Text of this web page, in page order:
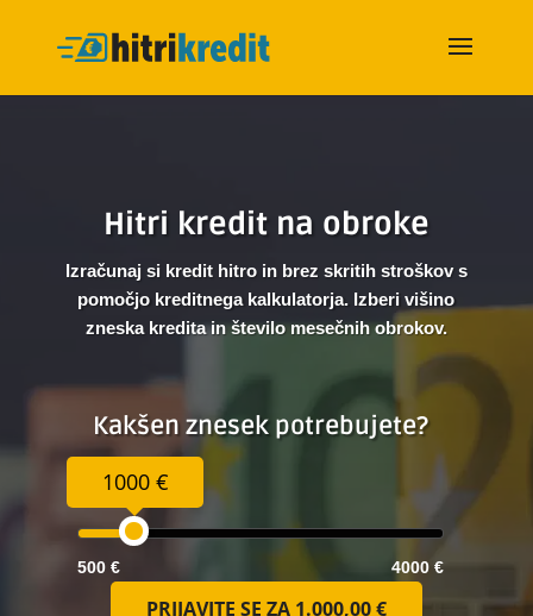
Hitri kredit na obroke
Izračunaj si kredit hitro in brez skritih stroškov s
pomočjo kreditnega kalkulatorja. Izberi višino
zneska kredita in število mesečnih obrokov.
Kakšen znesek potrebujete?
1000 €
500 € 4000 €
PRIJAVITE SE ZA 1.000,00 €